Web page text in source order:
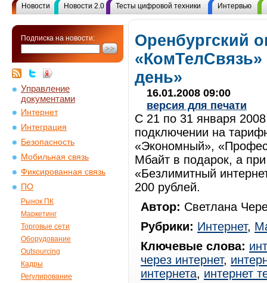
Новости Новости 2.0 Тесты цифровой техники Интервью
Подписка на новости:
Управление
документами
Интернет
Интеграция
Безопасность
Мобильная связь
Фиксированная связь
ПО
Рынок ПК
Маркетинг
Торговые сети
Оборудование
Outsourcing
Кадры
Регулирование
Оренбургский
день»
16.01.2008 09:00
версия для печати
С 21 по 31 января
подключении на
«Экономный»,
Мбайт в подарок, а
«Безлимитный
200 рублей.
Автор: Светлана
Рубрики: Интернет,
Ключевые слова:
через интернет,
интернета, интернет